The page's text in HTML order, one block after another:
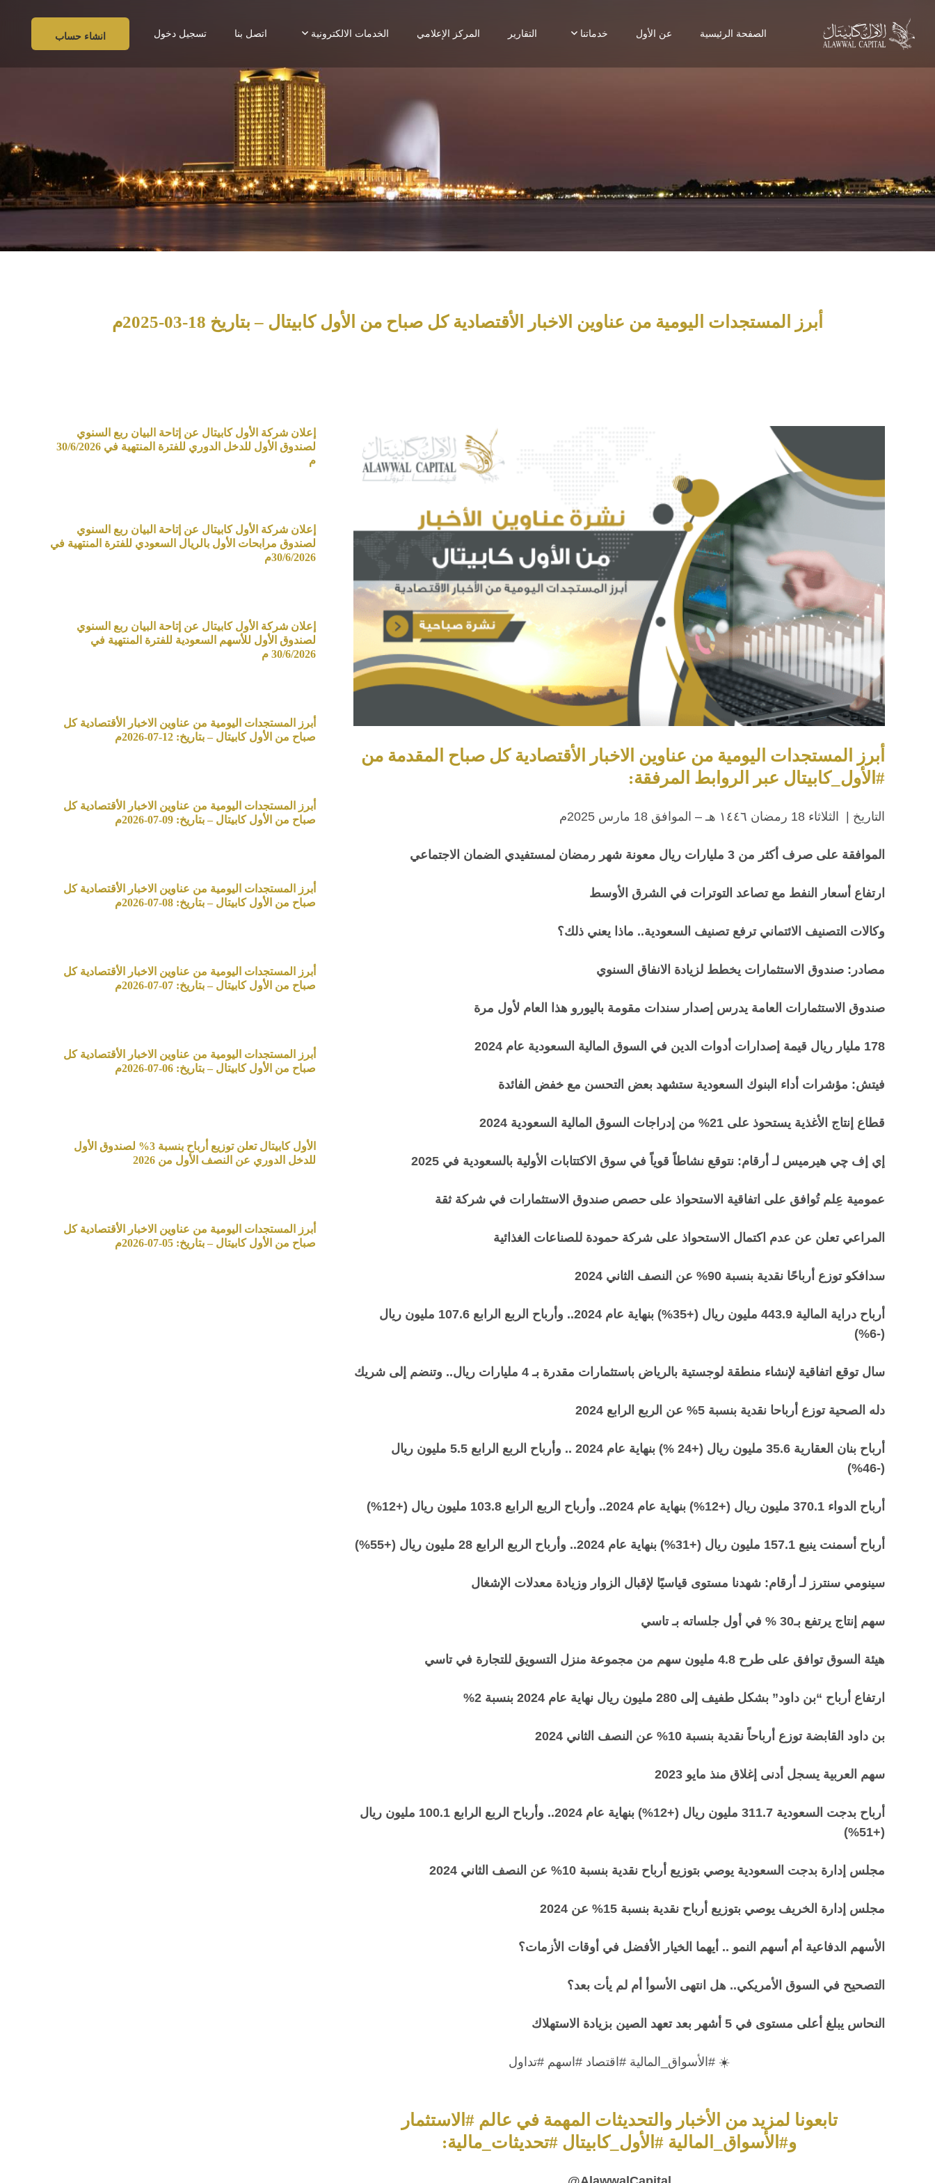
الصفحة الرئيسية عن الأول خدماتنا التقارير المركز الإعلامي الخدمات الالكترونية اتصل بنا تسجيل دخول انشاء حساب
أبرز المستجدات اليومية من عناوين الاخبار الأقتصادية كل صباح من الأول كابيتال – بتاريخ 18-03-2025م
أبرز المستجدات اليومية من عناوين الاخبار الأقتصادية كل صباح المقدمة من
#الأول_كابيتال عبر الروابط المرفقة:
التاريخ | الثلاثاء 18 رمضان ١٤٤٦ هـ – الموافق 18 مارس 2025م
الموافقة على صرف أكثر من 3 مليارات ريال معونة شهر رمضان لمستفيدي الضمان الاجتماعي
ارتفاع أسعار النفط مع تصاعد التوترات في الشرق الأوسط
وكالات التصنيف الائتماني ترفع تصنيف السعودية.. ماذا يعني ذلك؟
مصادر: صندوق الاستثمارات يخطط لزيادة الانفاق السنوي
صندوق الاستثمارات العامة يدرس إصدار سندات مقومة باليورو هذا العام لأول مرة
178 مليار ريال قيمة إصدارات أدوات الدين في السوق المالية السعودية عام 2024
فيتش: مؤشرات أداء البنوك السعودية ستشهد بعض التحسن مع خفض الفائدة
قطاع إنتاج الأغذية يستحوذ على 21% من إدراجات السوق المالية السعودية 2024
إي إف چي هيرميس لـ أرقام: نتوقع نشاطاً قوياً في سوق الاكتتابات الأولية بالسعودية في 2025
عمومية عِلم تُوافق على اتفاقية الاستحواذ على حصص صندوق الاستثمارات في شركة ثقة
المراعي تعلن عن عدم اكتمال الاستحواذ على شركة حمودة للصناعات الغذائية
سدافكو توزع أرباحًا نقدية بنسبة 90% عن النصف الثاني 2024
أرباح دراية المالية 443.9 مليون ريال (+35%) بنهاية عام 2024.. وأرباح الربع الرابع 107.6 مليون ريال
(-6%)
سال توقع اتفاقية لإنشاء منطقة لوجستية بالرياض باستثمارات مقدرة بـ 4 مليارات ريال.. وتنضم إلى شريك
دله الصحية توزع أرباحا نقدية بنسبة 5% عن الربع الرابع 2024
أرباح بنان العقارية 35.6 مليون ريال (+24 %) بنهاية عام 2024 .. وأرباح الربع الرابع 5.5 مليون ريال
(-46%)
أرباح الدواء 370.1 مليون ريال (+12%) بنهاية عام 2024.. وأرباح الربع الرابع 103.8 مليون ريال (+12%)
أرباح أسمنت ينبع 157.1 مليون ريال (+31%) بنهاية عام 2024.. وأرباح الربع الرابع 28 مليون ريال (+55%)
سينومي سنترز لـ أرقام: شهدنا مستوى قياسيًا لإقبال الزوار وزيادة معدلات الإشغال
سهم إنتاج يرتفع بـ30 % في أول جلساته بـ تاسي
هيئة السوق توافق على طرح 4.8 مليون سهم من مجموعة منزل التسويق للتجارة في تاسي
ارتفاع أرباح “بن داود” بشكل طفيف إلى 280 مليون ريال نهاية عام 2024 بنسبة 2%
بن داود القابضة توزع أرباحاً نقدية بنسبة 10% عن النصف الثاني 2024
سهم العربية يسجل أدنى إغلاق منذ مايو 2023
أرباح بدجت السعودية 311.7 مليون ريال (+12%) بنهاية عام 2024.. وأرباح الربع الرابع 100.1 مليون ريال
(+51%)
مجلس إدارة بدجت السعودية يوصي بتوزيع أرباح نقدية بنسبة 10% عن النصف الثاني 2024
مجلس إدارة الخريف يوصي بتوزيع أرباح نقدية بنسبة 15% عن 2024
الأسهم الدفاعية أم أسهم النمو .. أيهما الخيار الأفضل في أوقات الأزمات؟
التصحيح في السوق الأمريكي.. هل انتهى الأسوأ أم لم يأت بعد؟
النحاس يبلغ أعلى مستوى في 5 أشهر بعد تعهد الصين بزيادة الاستهلاك
☀️ #الأسواق_المالية #اقتصاد #اسهم #تداول
تابعونا لمزيد من الأخبار والتحديثات المهمة في عالم #الاستثمار
و#الأسواق_المالية #الأول_كابيتال #تحديثات_مالية:
إعلان شركة الأول كابيتال عن إتاحة البيان ربع السنوي
م
إعلان شركة الأول كابيتال عن إتاحة البيان ربع السنوي
لصندوق مرابحات الأول بالريال السعودي للفترة المنتهية في
30/6/2026م
إعلان شركة الأول كابيتال عن إتاحة البيان ربع السنوي
لصندوق الأول للأسهم السعودية للفترة المنتهية في
30/6/2026 م
أبرز المستجدات اليومية من عناوين الاخبار الأقتصادية كل
صباح من الأول كابيتال – بتاريخ: 12-07-2026م
أبرز المستجدات اليومية من عناوين الاخبار الأقتصادية كل
صباح من الأول كابيتال – بتاريخ: 09-07-2026م
أبرز المستجدات اليومية من عناوين الاخبار الأقتصادية كل
صباح من الأول كابيتال – بتاريخ: 08-07-2026م
أبرز المستجدات اليومية من عناوين الاخبار الأقتصادية كل
صباح من الأول كابيتال – بتاريخ: 07-07-2026م
أبرز المستجدات اليومية من عناوين الاخبار الأقتصادية كل
صباح من الأول كابيتال – بتاريخ: 06-07-2026م
الأول كابيتال تعلن توزيع أرباح بنسبة 3% لصندوق الأول
للدخل الدوري عن النصف الأول من 2026
أبرز المستجدات اليومية من عناوين الاخبار الأقتصادية كل
صباح من الأول كابيتال – بتاريخ: 05-07-2026م